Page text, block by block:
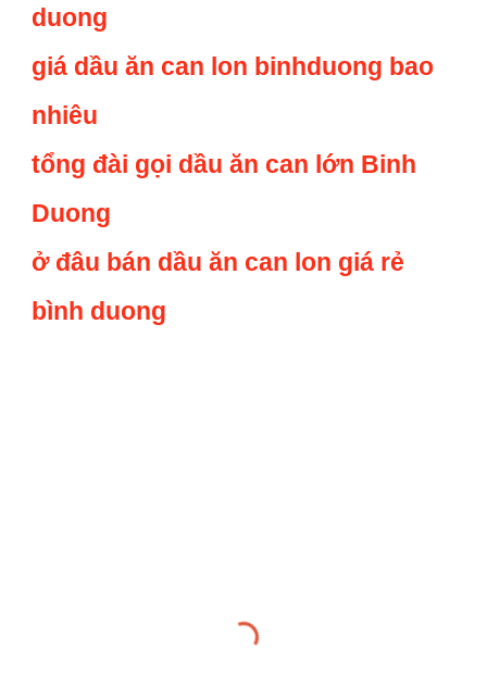
duong
giá dầu ăn can lon binhduong bao
nhiêu
tổng đài gọi dầu ăn can lớn Binh
Duong
ở đâu bán dầu ăn can lon giá rẻ
bình duong